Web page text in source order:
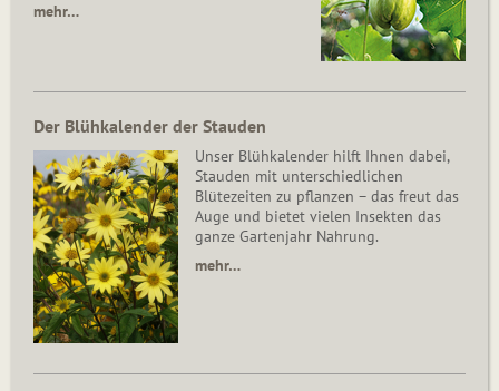
mehr…
Der Blühkalender der Stauden
Unser Blühkalender hilft Ihnen dabei,
Stauden mit unterschiedlichen
Blütezeiten zu pflanzen – das freut das
Auge und bietet vielen Insekten das
ganze Gartenjahr Nahrung.
mehr…